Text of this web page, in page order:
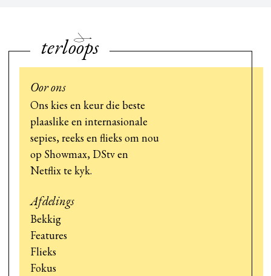
Oor ons
Ons kies en keur die beste
plaaslike en internasionale
sepies, reeks en flieks om nou
op Showmax, DStv en
Netflix te kyk.
Afdelings
Bekkig
Features
Flieks
Fokus
terloops